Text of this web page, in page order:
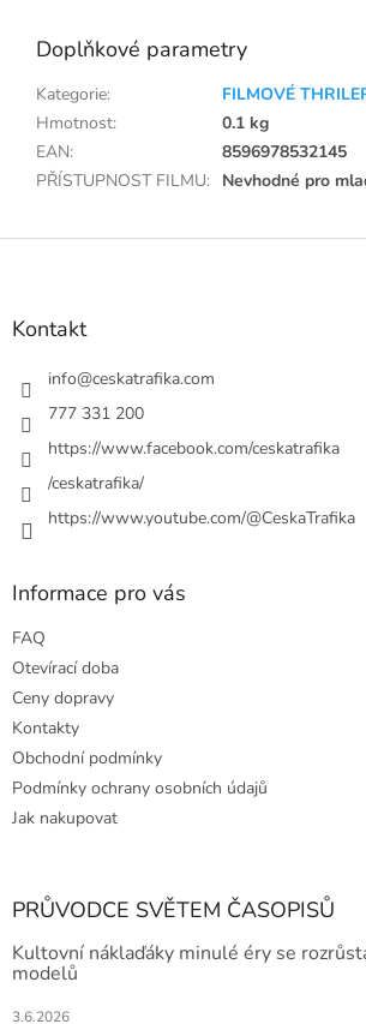
Doplňkové parametry
Kategorie:
FILMOVÉ
Hmotnost:
0.1 kg
EAN:
8596978532145
PŘÍSTUPNOST FILMU: Nevhodné pro
Z
Kontakt
info@ceskatrafika.com
777 331 200
https://www.facebook.com/ceskatrafika
/ceskatrafika/
https://www.youtube.com/@CeskaTrafika
Informace pro vás
FAQ
Otevírací doba
Ceny dopravy
Kontakty
Obchodní podmínky
Podmínky ochrany osobních údajů
Jak nakupovat
PRŮVODCE SVĚTEM ČASOPISŮ
Kultovní náklaďáky minulé éry se
modelů
3.6.2026